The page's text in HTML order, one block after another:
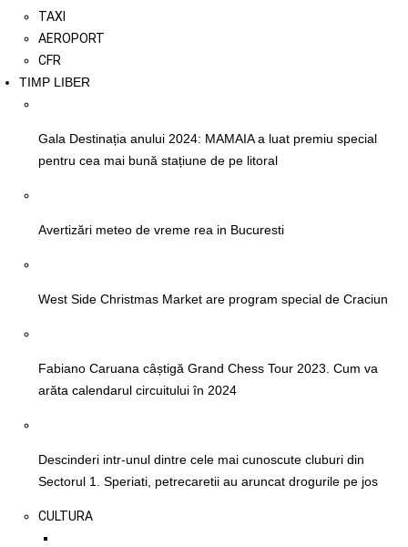
TAXI
AEROPORT
CFR
TIMP LIBER
Gala Destinația anului 2024: MAMAIA a luat premiu special
pentru cea mai bună stațiune de pe litoral
Avertizări meteo de vreme rea in Bucuresti
West Side Christmas Market are program special de Craciun
Fabiano Caruana câștigă Grand Chess Tour 2023. Cum va
arăta calendarul circuitului în 2024
Descinderi intr-unul dintre cele mai cunoscute cluburi din
Sectorul 1. Speriati, petrecaretii au aruncat drogurile pe jos
CULTURA